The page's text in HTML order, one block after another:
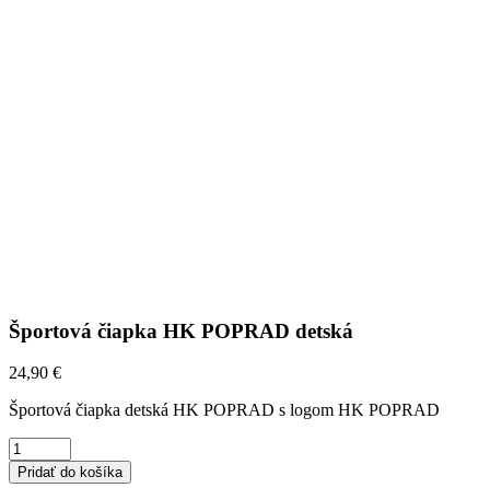
Športová čiapka HK POPRAD detská
24,90 €
Športová čiapka detská HK POPRAD s logom HK POPRAD
ŠPORTOVÁ
Pridať do košíka